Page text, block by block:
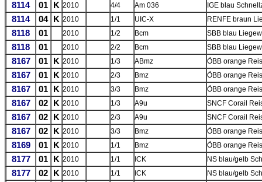
8114 01 K 2010 4/4 Am 036 IGE blau
8114 04 K 2010 1/1 UIC-X RENFE braun
8118 01 2010 1/2 Bcm SBB blau
8118 01 2010 2/2 Bcm SBB blau
8167 01 K 2010 1/3 ABmz ÖBB orange
8167 01 K 2010 2/3 Bmz ÖBB orange
8167 01 K 2010 3/3 Bmz ÖBB orange
8167 02 K 2010 1/3 A9u SNCF Corail
8167 02 K 2010 2/3 A9u SNCF Corail
8167 02 K 2010 3/3 Bmz ÖBB orange
8169 01 K 2010 1/1 Bmz ÖBB orange
8177 01 K 2010 1/1 ICK NS blau/gelb
8177 02 K 2010 1/1 ICK NS blau/gelb